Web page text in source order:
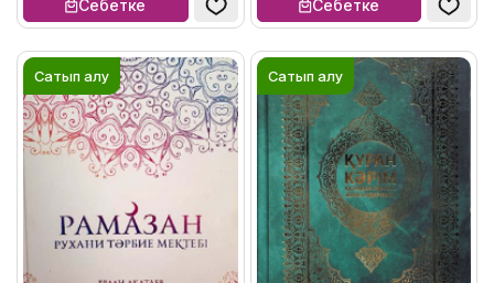
Себетке Себетке
Сатып алу Сатып алу